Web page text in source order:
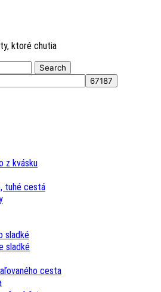
ktoré chutia
z kvásku
tuhé cestá
sladké
sladké
cesta